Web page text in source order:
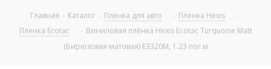
Главная - Каталог - Пленка для авто - Пленка Hexis
-
Пленка Ecotac
- Виниловая плёнка Hexis Ecotac Turquoise Matt
(Бирюзовая матовая) E3320M, 1.23 пог.м